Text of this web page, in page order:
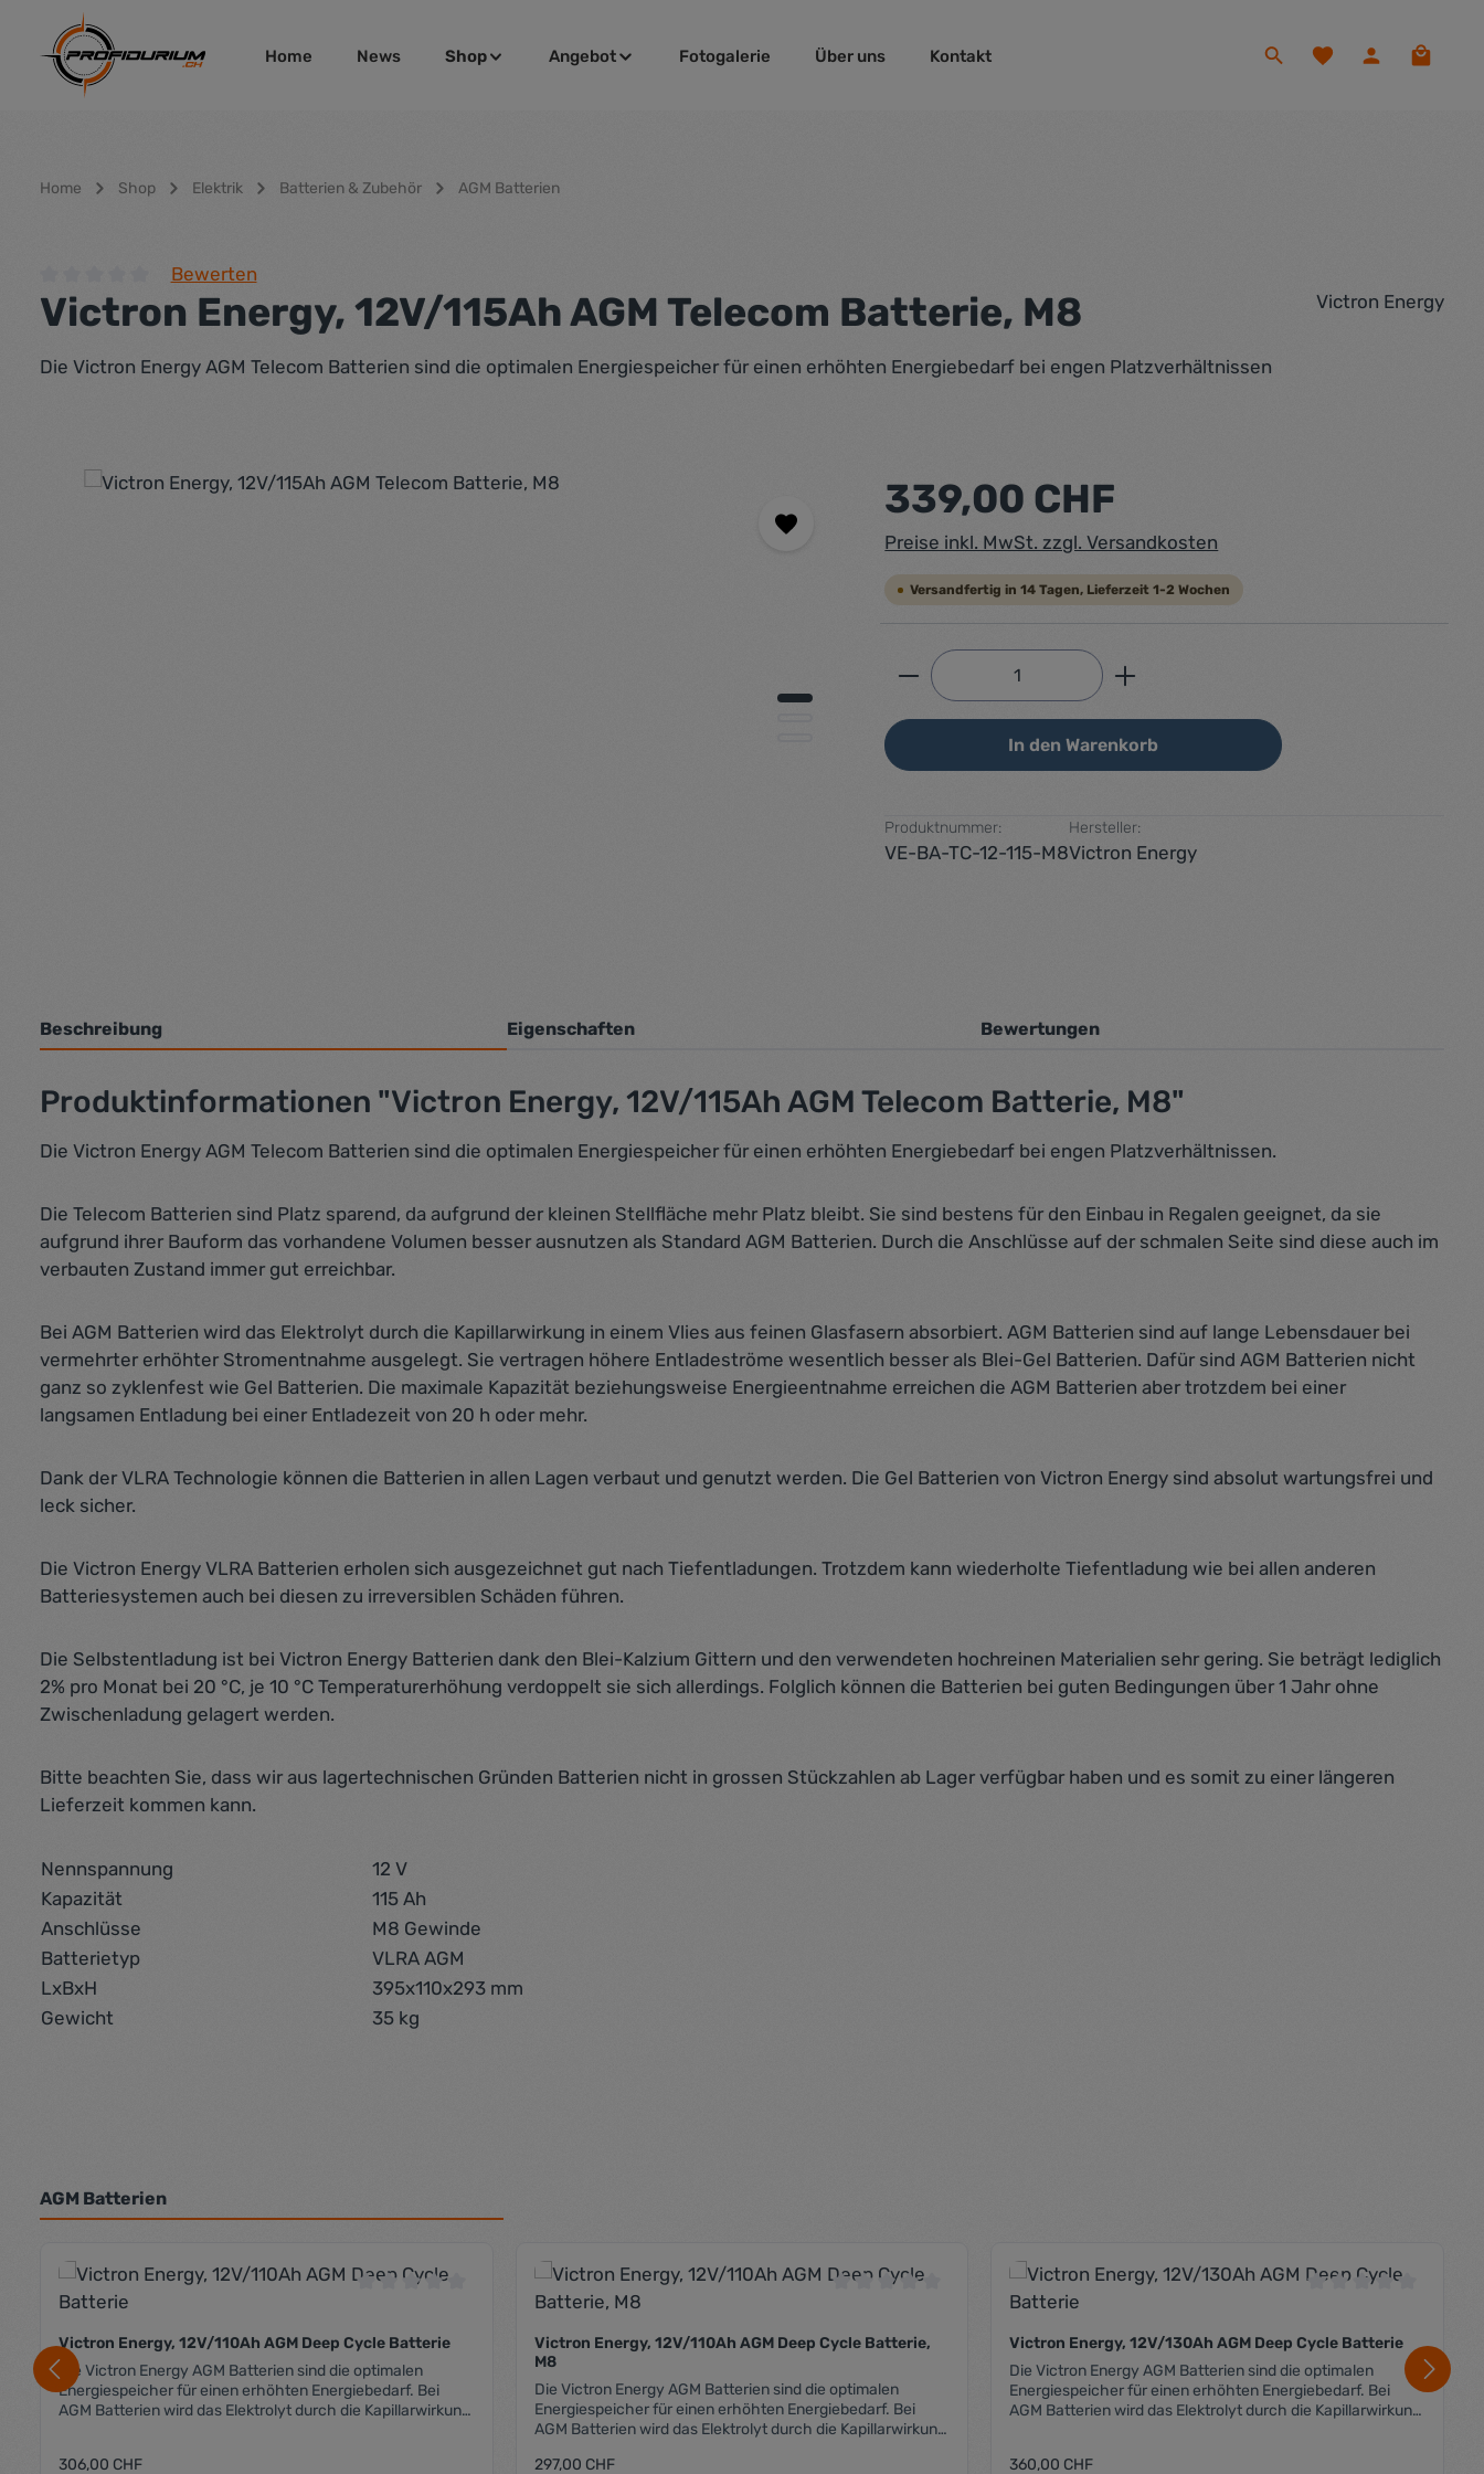
Hauptinhalt springen
Zur Hauptnavigation springen
Home News Shop Angebot Fotogalerie Über uns Kontakt
Du hast 0 Produkte
Home Shop Elektrik Batterien & Zubehör AGM Batterien
Durchschnittliche Bewertung von 0 von 5 Sternen
Bewerten
Victron Energy, 12V/115Ah AGM Telecom Batterie, M8 Victron Energy
Die Victron Energy AGM Telecom Batterien sind die optimalen Energiespeicher für einen erhöhten Energiebedarf bei engen Platzverhältnissen
Bildergalerie überspringen Regulärer Preis:
339,00 CHF
Preise inkl. MwSt. zzgl. Versandkosten
Versandfertig in 14 Tagen, Lieferzeit 1-2 Wochen
Produkt Anzahl: Gib den gewünschten Wert
In den Warenkorb
Produktnummer:
VE-BA-TC-12-115-M8
Hersteller:
Victron Energy
Beschreibung Eigenschaften Bewertungen
Produktinformationen "Victron Energy, 12V/115Ah AGM Telecom Batterie, M8"
Die Victron Energy AGM Telecom Batterien sind die optimalen Energiespeicher für einen erhöhten Energiebedarf bei engen Platzverhältnissen.
Die Telecom Batterien sind Platz sparend, da aufgrund der kleinen Stellfläche mehr Platz bleibt. Sie sind bestens für den Einbau in Regalen geeignet, da sie
aufgrund ihrer Bauform das vorhandene Volumen besser ausnutzen als Standard AGM Batterien. Durch die Anschlüsse auf der schmalen Seite sind diese auch im
verbauten Zustand immer gut erreichbar.
Bei AGM Batterien wird das Elektrolyt durch die Kapillarwirkung in einem Vlies aus feinen Glasfasern absorbiert. AGM Batterien sind auf lange Lebensdauer bei
vermehrter erhöhter Stromentnahme ausgelegt. Sie vertragen höhere Entladeströme wesentlich besser als Blei-Gel Batterien. Dafür sind AGM Batterien nicht
ganz so zyklenfest wie Gel Batterien. Die maximale Kapazität beziehungsweise Energieentnahme erreichen die AGM Batterien aber trotzdem bei einer
langsamen Entladung bei einer Entladezeit von 20 h oder mehr.
Dank der VLRA Technologie können die Batterien in allen Lagen verbaut und genutzt werden. Die Gel Batterien von Victron Energy sind absolut wartungsfrei und
leck sicher.
Die Victron Energy VLRA Batterien erholen sich ausgezeichnet gut nach Tiefentladungen. Trotzdem kann wiederholte Tiefentladung wie bei allen anderen
Batteriesystemen auch bei diesen zu irreversiblen Schäden führen.
Die Selbstentladung ist bei Victron Energy Batterien dank den Blei-Kalzium Gittern und den verwendeten hochreinen Materialien sehr gering. Sie beträgt lediglich
2% pro Monat bei 20 °C, je 10 °C Temperaturerhöhung verdoppelt sie sich allerdings. Folglich können die Batterien bei guten Bedingungen über 1 Jahr ohne
Zwischenladung gelagert werden.
Bitte beachten Sie, dass wir aus lagertechnischen Gründen Batterien nicht in grossen Stückzahlen ab Lager verfügbar haben und es somit zu einer längeren
Lieferzeit kommen kann.
Nennspannung
12 V
Kapazität
115 Ah
Anschlüsse
M8 Gewinde
Batterietyp
VLRA AGM
LxBxH
395x110x293 mm
Gewicht
35 kg
AGM Batterien
Durchschnittliche Bewertung von 0 von 5 Sternen
Victron Energy, 12V/110Ah AGM Deep Cycle Batterie
Die Victron Energy AGM Batterien sind die optimalen
Energiespeicher für einen erhöhten Energiebedarf. Bei
AGM Batterien wird das Elektrolyt durch die Kapillarwirkung
erhöhter Stromentnahme ausgelegt. Sie vertragen höhere
Regulärer Preis:
306,00 CHF
Durchschnittliche Bewertung von 0 von 5 Sternen
Victron Energy, 12V/110Ah AGM Deep Cycle Batterie,
M8
Die Victron Energy AGM Batterien sind die optimalen
Energiespeicher für einen erhöhten Energiebedarf. Bei
AGM Batterien wird das Elektrolyt durch die Kapillarwirkung
Batterien sind auf lange Lebensdauer bei vermehrter
Regulärer Preis:
297,00 CHF
Victron Energy, 12V/130Ah AGM Deep Cycle Batterie
Die Victron Energy AGM Batterien sind die optimalen
Energiespeicher für einen erhöhten Energiebedarf. Bei
AGM Batterien wird das Elektrolyt durch die Kapillarwirkung
erhöhter Stromentnahme ausgelegt. Sie vertragen höhere
Regulärer Preis:
360,00 CHF